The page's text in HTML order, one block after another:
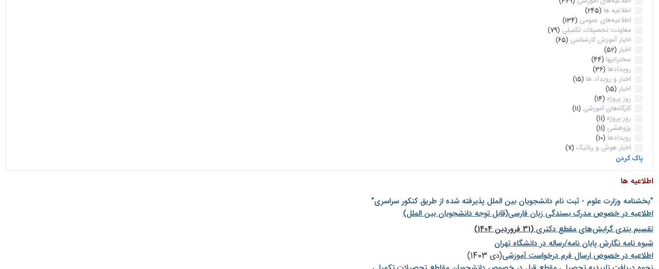
اطلاعیه ها (245)
اطلاعیه‌های عمومی (134)
معاونت تحصیلات تکمیلی (79)
اخبار آموزش کارشناسی (65)
اخبار (52)
سخنرانیها (44)
رویدادها (36)
اخبار و رویداد ها (15)
اخبار (15)
روز پروژه (14)
کارگاه‌های آموزشی (11)
روز پروژه (11)
پژوهشی (11)
رویدادها (10)
اخبار هوش و رباتیک (7)
پاک کردن
اطلاعیه ها
"بخشنامه وزارت علوم - ثبت نام دانشجويان بين الملل پذيرفته شده از طريق كنكور سراسری"
اطلاعیه در خصوص مدرک بسندگی زبان فارسی(قابل توجه دانشجویان بین الملل)
تقسیم بندی گرایش‌های مقطع دکتری(31 فروردین 1404)
شيوه نامه نگارش پايان نامه/رساله در دانشگاه تهران
اطلاعیه در خصوص ارسال فرم درخواست آموزشی(دی 1403)